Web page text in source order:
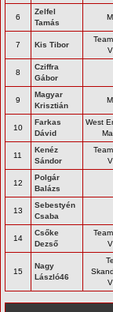
6
Zelfel
Tamás
7 Kis Tibor
8
Cziffra
Gábor
9
Magyar
Krisztián
10
Farkas
Dávid
West
11
Kenéz
Sándor
12
Polgár
Balázs
13
Sebestyén
Csaba
14
Csőke
Dezső
15
Nagy
László46